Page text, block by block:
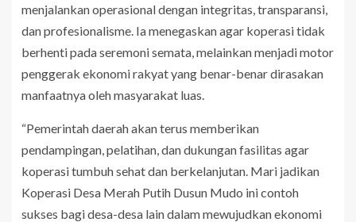
menjalankan operasional dengan integritas, transparansi,
dan profesionalisme. Ia menegaskan agar koperasi tidak
berhenti pada seremoni semata, melainkan menjadi motor
penggerak ekonomi rakyat yang benar-benar dirasakan
manfaatnya oleh masyarakat luas.
“Pemerintah daerah akan terus memberikan
pendampingan, pelatihan, dan dukungan fasilitas agar
koperasi tumbuh sehat dan berkelanjutan. Mari jadikan
Koperasi Desa Merah Putih Dusun Mudo ini contoh
sukses bagi desa-desa lain dalam mewujudkan ekonomi